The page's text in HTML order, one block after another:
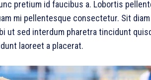
pretium id faucibus a. Lobortis
mi pellentesque consectetur. Sit
ut sed interdum pharetra tincidunt
laoreet a placerat.